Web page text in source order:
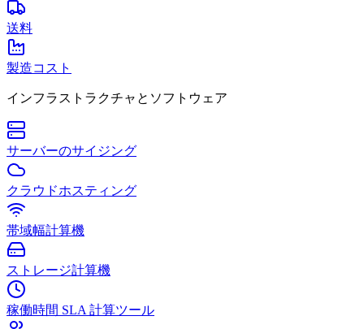
送料
製造コスト
インフラストラクチャとソフトウェア
サーバーのサイジング
クラウドホスティング
帯域幅計算機
ストレージ計算機
稼働時間 SLA 計算ツール